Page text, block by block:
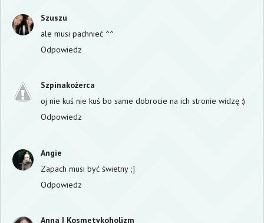
Szuszu
ale musi pachnieć ^^
Odpowiedz
Szpinakożerca
oj nie kuś nie kuś bo same dobrocie na ich stronie widzę :)
Odpowiedz
Angie
Zapach musi być świetny ;]
Odpowiedz
Anna | Kosmetykoholizm